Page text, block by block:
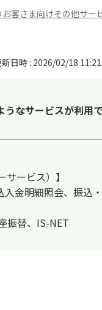
客さま向けその他サー
日時 : 2026/02/18 11:21
なサービスが利用
ービス）】
金明細照会、振込
振替、IS-NET